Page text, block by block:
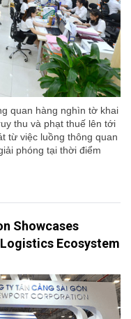
quan hàng nghìn tờ khai
thu và phạt thuế lên tới
từ việc luồng thông quan
phóng tại thời điểm
Showcases
Ecosystem